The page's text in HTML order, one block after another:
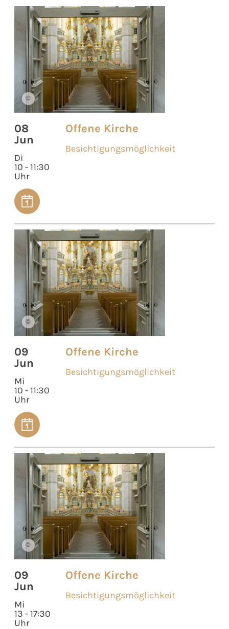
©
08
Jun
Di
10 - 11:30
Uhr
Offene Kirche
Besichtigungsmöglichkeit
©
09
Jun
Mi
10 - 11:30
Uhr
Offene Kirche
Besichtigungsmöglichkeit
©
09
Jun
Mi
13 - 17:30
Uhr
Offene Kirche
Besichtigungsmöglichkeit